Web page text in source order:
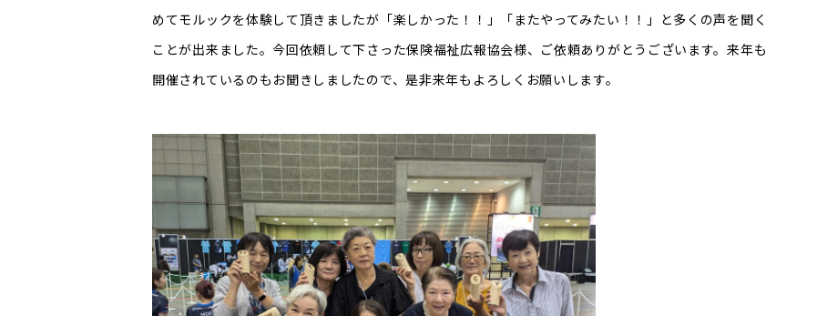
めてモルックを体験して頂きましたが「楽しかった！！」「またやってみたい！！」と多くの声を聞く
ことが出来ました。今回依頼して下さった保険福祉広報協会様、ご依頼ありがとうございます。来年も
開催されているのもお聞きしましたので、是非来年もよろしくお願いします。